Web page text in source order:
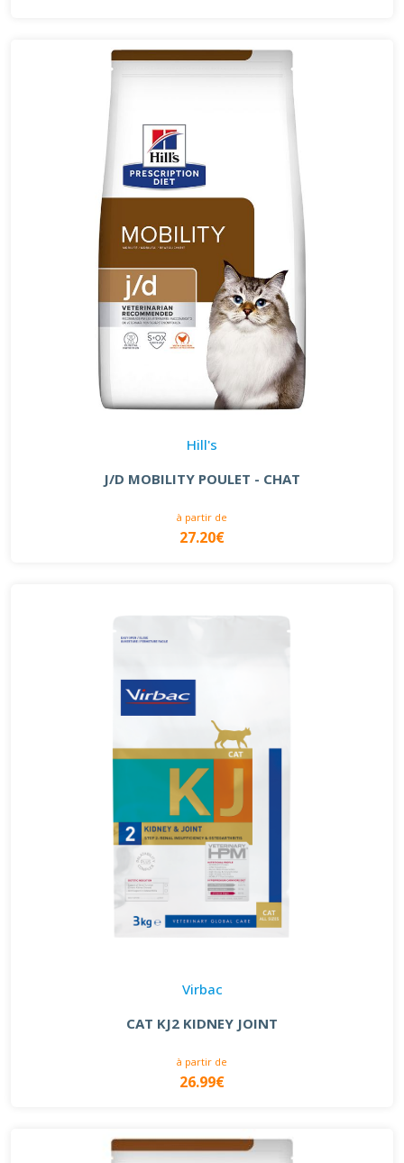
Hill's
J/D MOBILITY POULET - CHAT
à partir de
27.20€
Virbac
CAT KJ2 KIDNEY JOINT
à partir de
26.99€